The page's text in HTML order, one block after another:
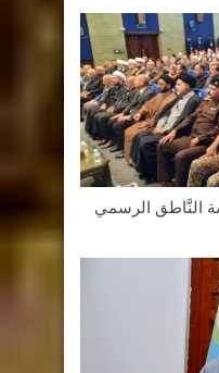
النَّاطق الرسمي